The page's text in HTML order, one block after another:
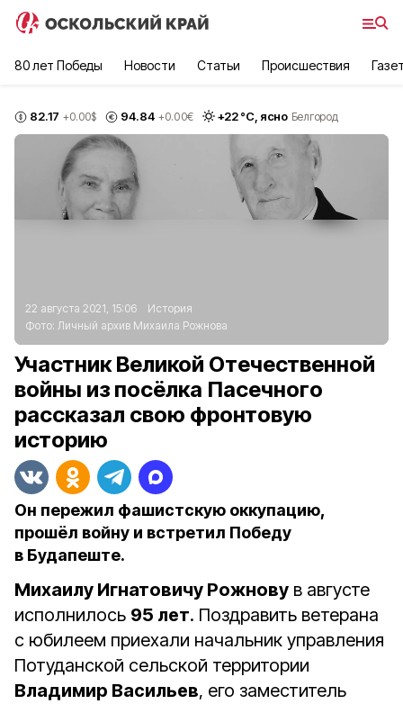
80 лет Победы Новости Статьи Происшествия
82.17 +0.00$ 94.84 +0.00€ +22°С, ясно Белгород
22 августа 2021, 15:06
История
Фото: Личный архив Михаила Рожнова
Участник Великой Отечественной
войны из посёлка Пасечного
рассказал свою фронтовую
историю
Он пережил фашистскую оккупацию,
прошёл войну и встретил Победу
в Будапеште.
Михаилу Игнатовичу Рожнову в августе
исполнилось 95 лет. Поздравить ветерана
с юбилеем приехали начальник управления
Потуданской сельской территории
Владимир Васильев, его заместитель